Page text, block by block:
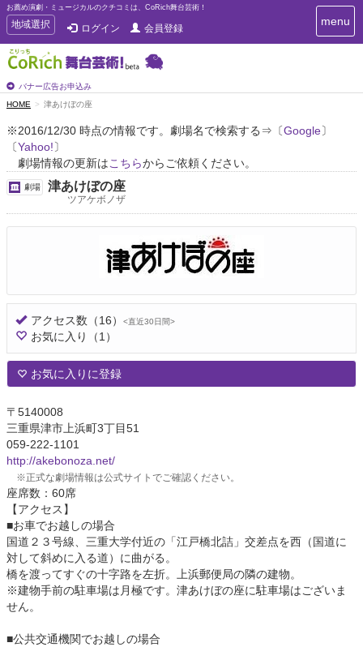
お薦め演劇・ミュージカルのクチコミは、CoRich舞台芸術！
T
o
g
g
e
n
v
a
t
o
n
地域選択 ログイン 会員登録
バナー広告お申込み
T
o
a
t
i
menu
HOME 津あけぼの座
※2016/12/30 時点の情報です。劇場名で検索する⇒〔Google〕
〔Yahoo!〕
劇場情報の更新はこちらからご依頼ください。
劇場 津あけぼの座
ツアケボノザ
アクセス数 （16） <直近30日間>
お気に入り （1）
お気に入りに登録
〒5140008
三重県津市上浜町3丁目51
059-222-1101
http://akebonoza.net/
※正式な劇場情報は公式サイトでご確認ください。
座席数：60席
【アクセス】
■お車でお越しの場合
国道２３号線、三重大学付近の「江戸橋北詰」交差点を西（国道に
対して斜めに入る道）に曲がる。
橋を渡ってすぐの十字路を左折。上浜郵便局の隣の建物。
※建物手前の駐車場は月極です。津あけぼの座に駐車場はございま
せん。
■公共交通機関でお越しの場合